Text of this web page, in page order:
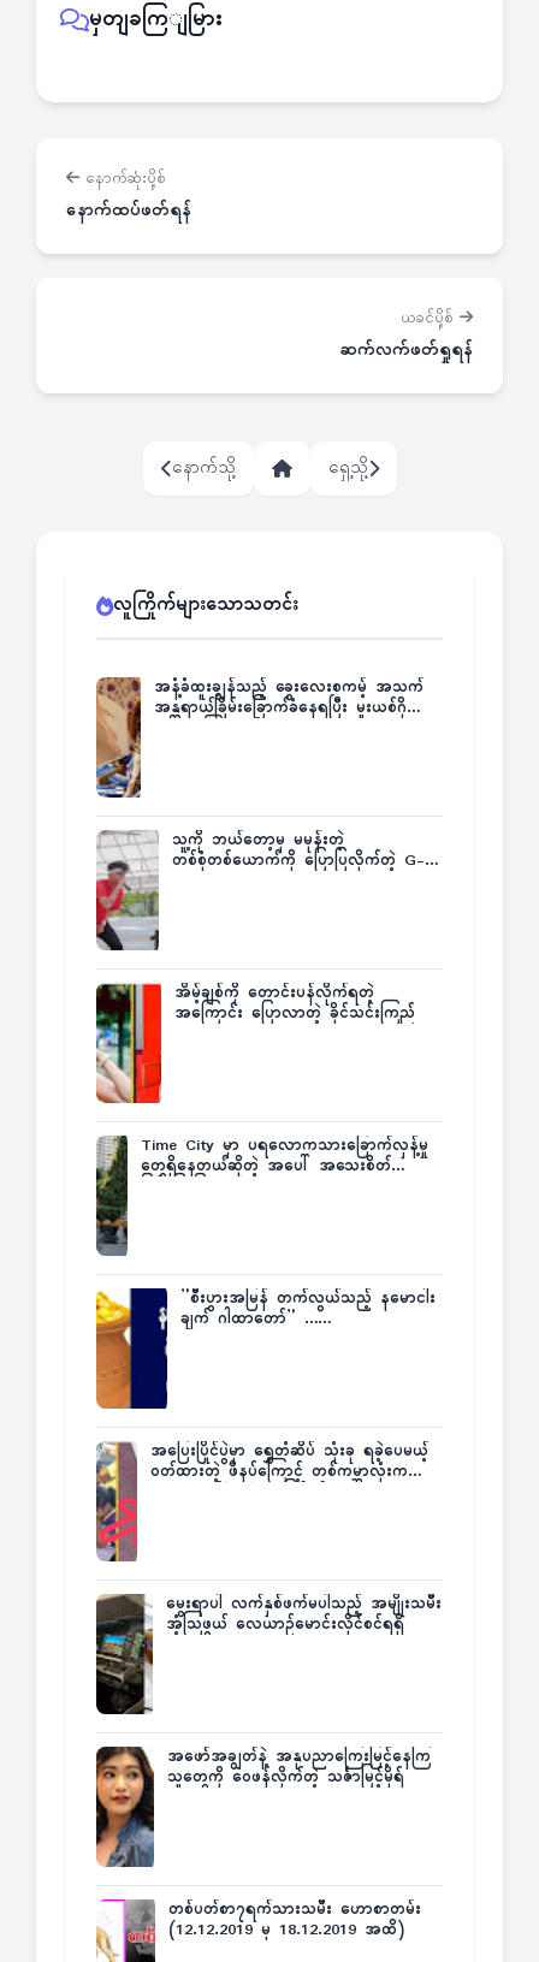
မှတျခကြျမြား
နောက်ဆုံးပို့စ်
နောက်ထပ်ဖတ်ရန်
ယခင်ပို့စ်
ဆက်လက်ဖတ်ရှုရန်
နောက်သို့ ရှေ့သို့
လူကြိုက်များသောသတင်း
အနံ့ခံထူးချွန်သည့် ခွေးလေးစကမ့် အသက်
အန္တရာယ်ခြိမ်းခြောက်ခံနေရပြီး မူးယစ်ဂိုဏ်း
သူ့ကို ဘယ်တော့မှ မမုန်းတဲ့
တစ်စုံတစ်ယောက်ကို ပြောပြလိုက်တဲ့ G-
အိမ့်ချစ်ကို တောင်းပန်လိုက်ရတဲ့
အကြောင်း ပြောလာတဲ့ ခိုင်သင်းကြည်
Time City မှာ ပရလောကသားခြောက်လှန့်မှု
တွေရှိနေတယ်ဆိုတဲ့ အပေါ် အသေးစိတ်
”စီးပွားအမြန် တက်လွယ်သည့် နမောငါး
ချက် ဂါထာတော်” ……
အပြေးပြိုင်ပွဲမှာ ရွှေတံဆိပ် သုံးခု ရခဲ့ပေမယ့်
ဝတ်ထားတဲ့ ဖိနပ်ကြောင့် တစ်ကမ္ဘာလုံးက
မွေးရာပါ လက်နှစ်ဖက်မပါသည့် အမျိုးသမီး
အံ့သြဖွယ် လေယာဉ်မောင်းလိုင်စင်ရရှိ
အဖော်အချွတ်နဲ့ အနုပညာကြေးမြင့်နေကြ
သူတွေကို ဝေဖန်လိုက်တဲ့ သင်္ဇာမြင့်မိုရ်
တစ်ပတ်စာ၇ရက်သားသမီး ဟောစာတမ်း
(12.12.2019 မှ 18.12.2019 အထိ)